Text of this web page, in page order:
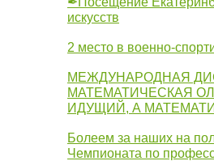
искусств
2 место в военно-
МЕЖДУНАРОДНАЯ
МАТЕМАТИЧЕСКАЯ
ИДУЩИЙ, А
Болеем за наших на
Чемпионата по